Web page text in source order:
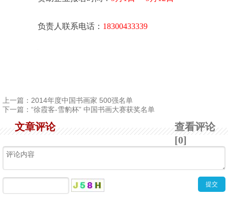
负责人联系电话： 18300433339
上一篇： 2014年度中国书画家 500强名单
下一篇： “徐霞客-雪豹杯” 中国书画大赛获奖名单
查看评论
[0]
文章评论